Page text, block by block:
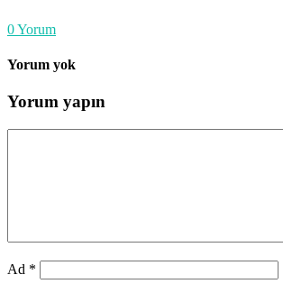
0Yorum
Yorum yok
Yorum yapın
Ad *